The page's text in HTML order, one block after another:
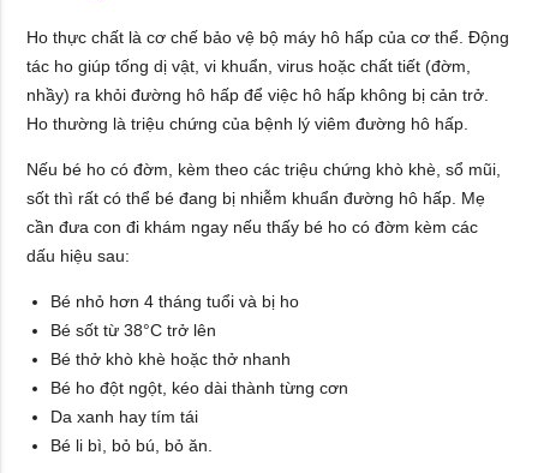
Ho thực chất là cơ chế bảo vệ bộ máy hô hấp của cơ thể. Động
tác ho giúp tống dị vật, vi khuẩn, virus hoặc chất tiết (đờm,
nhầy) ra khỏi đường hô hấp để việc hô hấp không bị cản trở.
Ho thường là triệu chứng của bệnh lý viêm đường hô hấp.
Nếu bé ho có đờm, kèm theo các triệu chứng khò khè, sổ mũi,
sốt thì rất có thể bé đang bị nhiễm khuẩn đường hô hấp. Mẹ
cần đưa con đi khám ngay nếu thấy bé ho có đờm kèm các
dấu hiệu sau:
Bé nhỏ hơn 4 tháng tuổi và bị ho
Bé sốt từ 38°C trở lên
Bé thở khò khè hoặc thở nhanh
Bé ho đột ngột, kéo dài thành từng cơn
Da xanh hay tím tái
Bé li bì, bỏ bú, bỏ ăn.